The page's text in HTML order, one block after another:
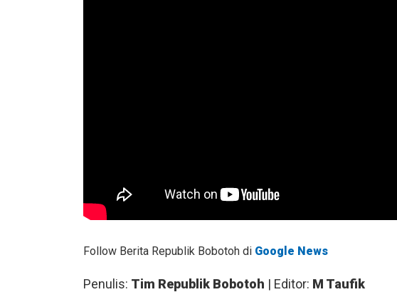
Follow Berita Republik Bobotoh di Google News
Penulis: Tim Republik Bobotoh | Editor: M Taufik